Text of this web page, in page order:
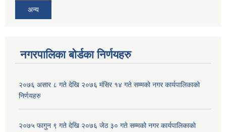
अन्य
नगरपालिका बोर्डका निर्णयहरु
२०७६ असार ८ गते देखि २०७६ मंसिर १४ गते सम्मको नगर कार्यपालिकाको
निर्णयहरु
२०७५ फागुन ९ गते देखि २०७६ जेठ ३० गते सम्मको नगर कार्यपालिकाको